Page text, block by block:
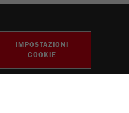
IMPOSTAZIONI
COOKIE